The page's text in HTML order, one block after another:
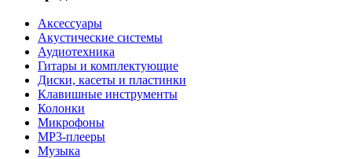
Аксессуары
Акустические системы
Аудиотехника
Гитары и комплектующие
Диски, касеты и пластинки
Клавишные инструменты
Колонки
Микрофоны
МР3-плееры
Музыка